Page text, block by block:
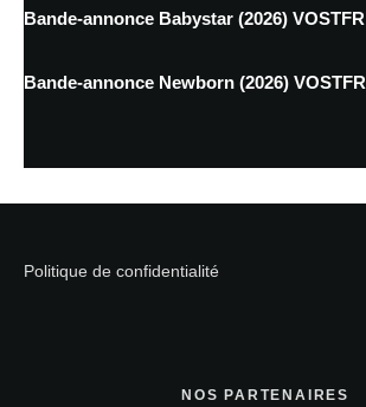
Bande-annonce Babystar (2026) VOSTFR
Bande-annonce Newborn (2026) VOSTFR
Politique de confidentialité
NOS PARTENAIRES